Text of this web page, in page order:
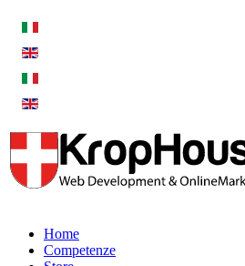
Home
Competenze